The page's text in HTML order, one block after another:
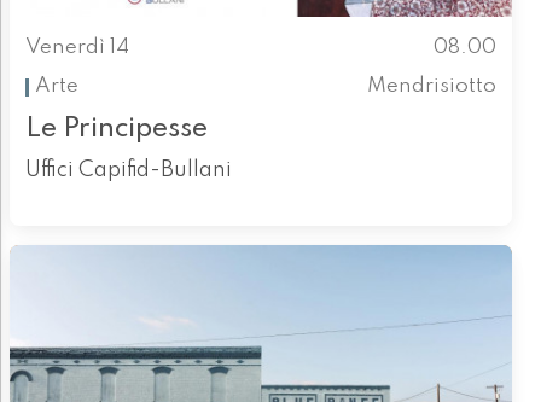
Venerdì 14
08.00
Arte
Mendrisiotto
Le Principesse
Uffici Capifid-Bullani